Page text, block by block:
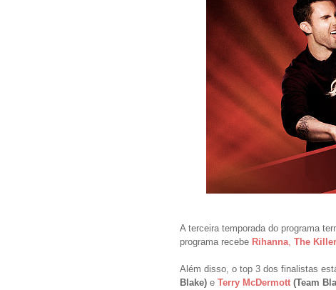
A terceira temporada do programa
programa recebe Rihanna, The
Além disso, o top 3 dos finalistas
Blake) e Terry McDermott (Team